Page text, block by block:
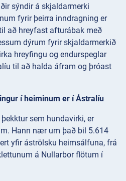
sýndir á skjaldarmerki
fyrir þeirra inndragning er
að hreyfast afturábak með
dýrum fyrir skjaldarmerkið
hreyfingu og endurspeglar
til að halda áfram og þróast
í heiminum er í Ástralíu
sem hundavirki, er
Hann nær um það bil 5.614
yfir áströlsku heimsálfuna, frá
á Nullarbor flötum í